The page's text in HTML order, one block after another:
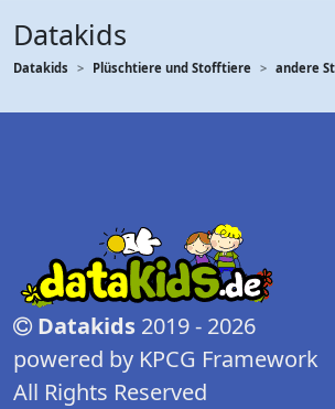
Datakids
Datakids Plüschtiere und Stofftiere andere
Datakids 2019 - 2026
powered by KPCG Framework
All Rights Reserved